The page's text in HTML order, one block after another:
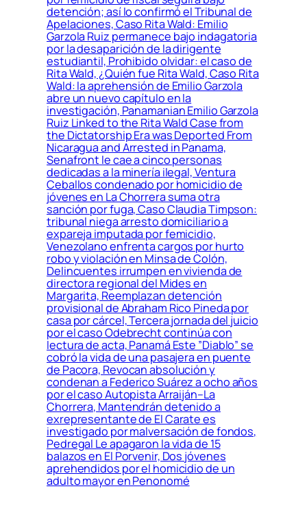
detención; así lo confirmó el Tribunal de
Apelaciones, Caso Rita Wald: Emilio
Garzola Ruiz permanece bajo indagatoria
por la desaparición de la dirigente
estudiantil, Prohibido olvidar: el caso de
Rita Wald, ¿Quién fue Rita Wald, Caso Rita
Wald: la aprehensión de Emilio Garzola
abre un nuevo capítulo en la
investigación, Panamanian Emilio Garzola
Ruiz Linked to the Rita Wald Case from
the Dictatorship Era was Deported From
Nicaragua and Arrested in Panama,
Senafront le cae a cinco personas
dedicadas a la minería ilegal, Ventura
Ceballos condenado por homicidio de
jóvenes en La Chorrera suma otra
sanción por fuga, Caso Claudia Timpson:
tribunal niega arresto domiciliario a
expareja imputada por femicidio,
Venezolano enfrenta cargos por hurto
robo y violación en Minsa de Colón,
Delincuentes irrumpen en vivienda de
directora regional del Mides en
Margarita, Reemplazan detención
provisional de Abraham Rico Pineda por
casa por cárcel, Tercera jornada del juicio
por el caso Odebrecht continúa con
lectura de acta, Panamá Este ”Diablo” se
cobró la vida de una pasajera en puente
de Pacora, Revocan absolución y
condenan a Federico Suárez a ocho años
por el caso Autopista Arraiján–La
Chorrera, Mantendrán detenido a
exrepresentante de El Carate es
investigado por malversación de fondos,
Pedregal Le apagaron la vida de 15
balazos en El Porvenir, Dos jóvenes
aprehendidos por el homicidio de un
adulto mayor en Penonomé